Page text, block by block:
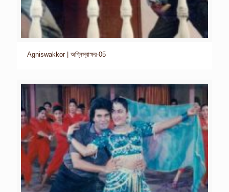
Agniswakkor | অগ্নিস্বাক্ষর-05